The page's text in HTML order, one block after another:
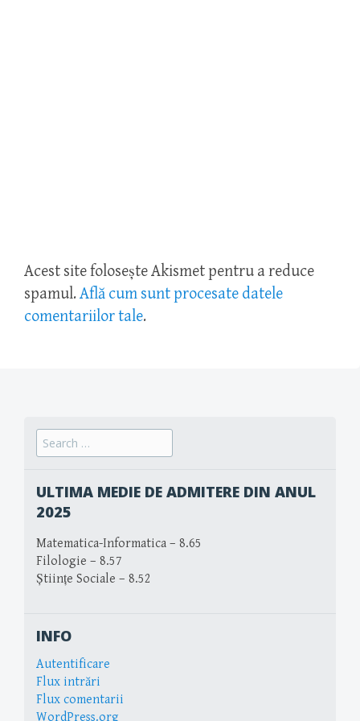
Acest site folosește Akismet pentru a reduce
spamul. Află cum sunt procesate datele
comentariilor tale.
Search
for:
ULTIMA MEDIE DE ADMITERE DIN ANUL
2025
Matematica-Informatica – 8.65
Filologie – 8.57
Științe Sociale – 8.52
INFO
Autentificare
Flux intrări
Flux comentarii
WordPress.org